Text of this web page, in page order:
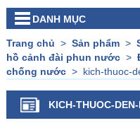
DANH MỤC
Trang chủ > Sản phẩm>
hồ cảnh đài phun nước>
chống nước> kich-thuoc-
KICH-THUOC-